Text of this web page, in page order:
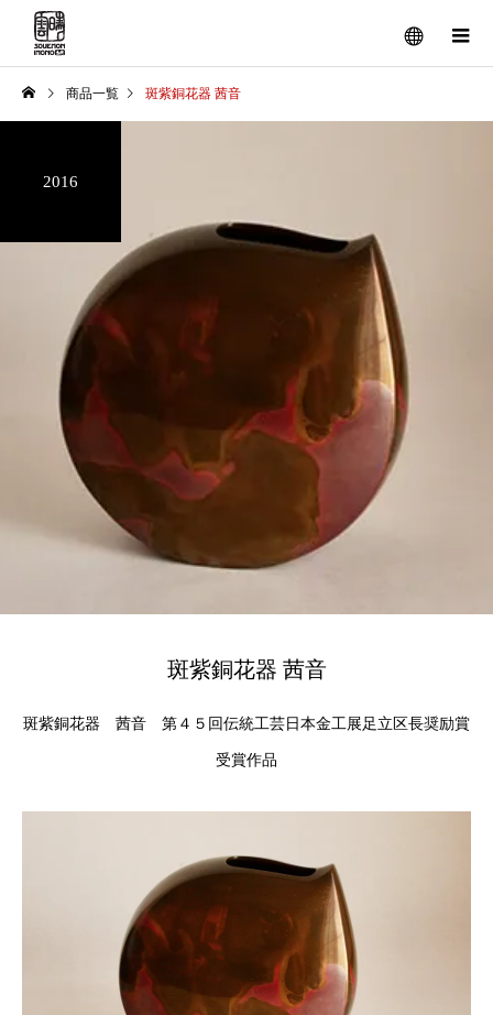
商品一覧 斑紫銅花器 茜音
2016
斑紫銅花器 茜音
斑紫銅花器 茜音 第４５回伝統工芸日本金工展足立区長奨励賞
受賞作品